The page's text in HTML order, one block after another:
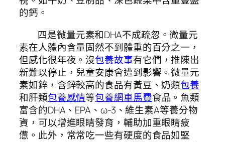
的鈣。
四是微量元素和DHA不成疏忽。微量元
素在人體內含量固然不到體重的百分之一，
但感化很年夜。沒包養故事有它們，推陳出
新難以停止，兒童安康會遭到影響。微量元
素如鋅，含鋅較高的食品有黃豆、奶類包養
和肝類包養感情等包養網車馬費食品。魚類
富含的DHA、EPA、ω-3、維生素A等養分物
資，可以增進眼睛發育，輔助加重眼睛疲
憊。此外，常常吃一些有硬度的食品如堅